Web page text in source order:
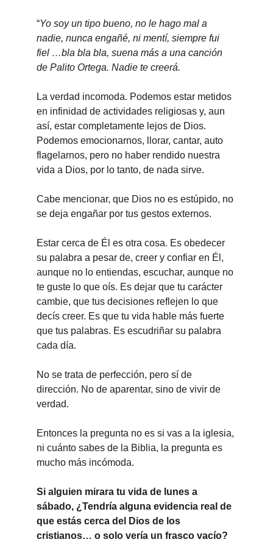
“Yo soy un tipo bueno, no le hago mal a
nadie, nunca engañé, ni mentí, siempre fui
fiel …bla bla bla, suena más a una canción
de Palito Ortega. Nadie te creerá.
La verdad incomoda. Podemos estar metidos
en infinidad de actividades religiosas y, aun
así, estar completamente lejos de Dios.
Podemos emocionarnos, llorar, cantar, auto
flagelarnos, pero no haber rendido nuestra
vida a Dios, por lo tanto, de nada sirve.
Cabe mencionar, que Dios no es estúpido, no
se deja engañar por tus gestos externos.
Estar cerca de Él es otra cosa. Es obedecer
su palabra a pesar de, creer y confiar en Él,
aunque no lo entiendas, escuchar, aunque no
te guste lo que oís. Es dejar que tu carácter
cambie, que tus decisiones reflejen lo que
decís creer. Es que tu vida hable más fuerte
que tus palabras. Es escudriñar su palabra
cada día.
No se trata de perfección, pero sí de
dirección. No de aparentar, sino de vivir de
verdad.
Entonces la pregunta no es si vas a la iglesia,
ni cuánto sabes de la Biblia, la pregunta es
mucho más incómoda.
Si alguien mirara tu vida de lunes a
sábado, ¿Tendría alguna evidencia real de
que estás cerca del Dios de los
cristianos… o solo vería un frasco vacío?